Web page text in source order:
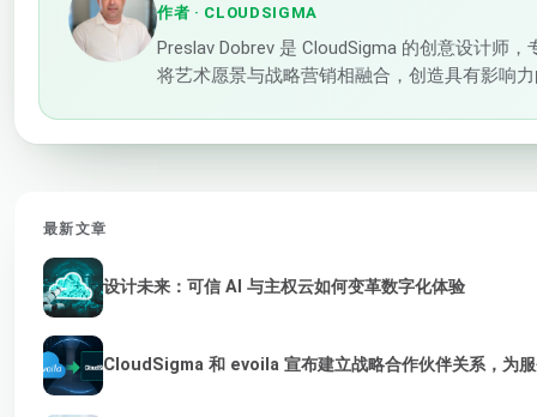
作者 · CLOUDSIGMA
Preslav Dobrev 是 CloudSigma 的创意设计师
将艺术愿景与战略营销相融合，创造具有影响
最新文章
设计未来：可信 AI 与主权云如何变革数字化体验
CloudSigma 和 evoila 宣布建立战略合作伙伴关系，为